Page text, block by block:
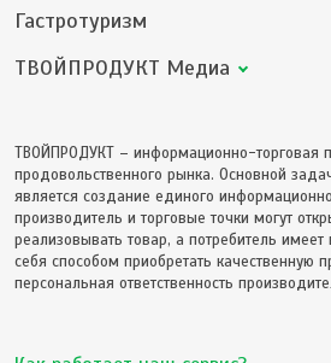
Гастротуризм
ТВОЙПРОДУКТ Медиа
ТВОЙПРОДУКТ – информационно-торговая
продовольственного рынка. Основной
является создание единого
производитель и торговые точки могут
реализовывать товар, а потребитель
себя способом приобретать качественную
персональная ответственность